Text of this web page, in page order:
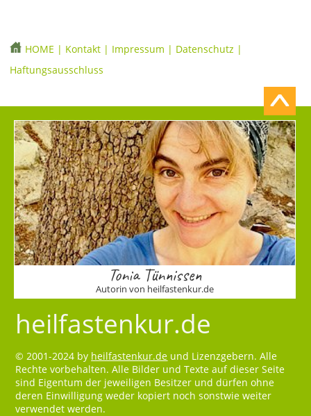
HOME | Kontakt | Impressum | Datenschutz |
Haftungsausschluss
Tonia Tünnissen
Autorin von heilfastenkur.de
heilfastenkur.de
© 2001-2024 by heilfastenkur.de und Lizenzgebern. Alle
Rechte vorbehalten. Alle Bilder und Texte auf dieser Seite
sind Eigentum der jeweiligen Besitzer und dürfen ohne
deren Einwilligung weder kopiert noch sonstwie weiter
verwendet werden.